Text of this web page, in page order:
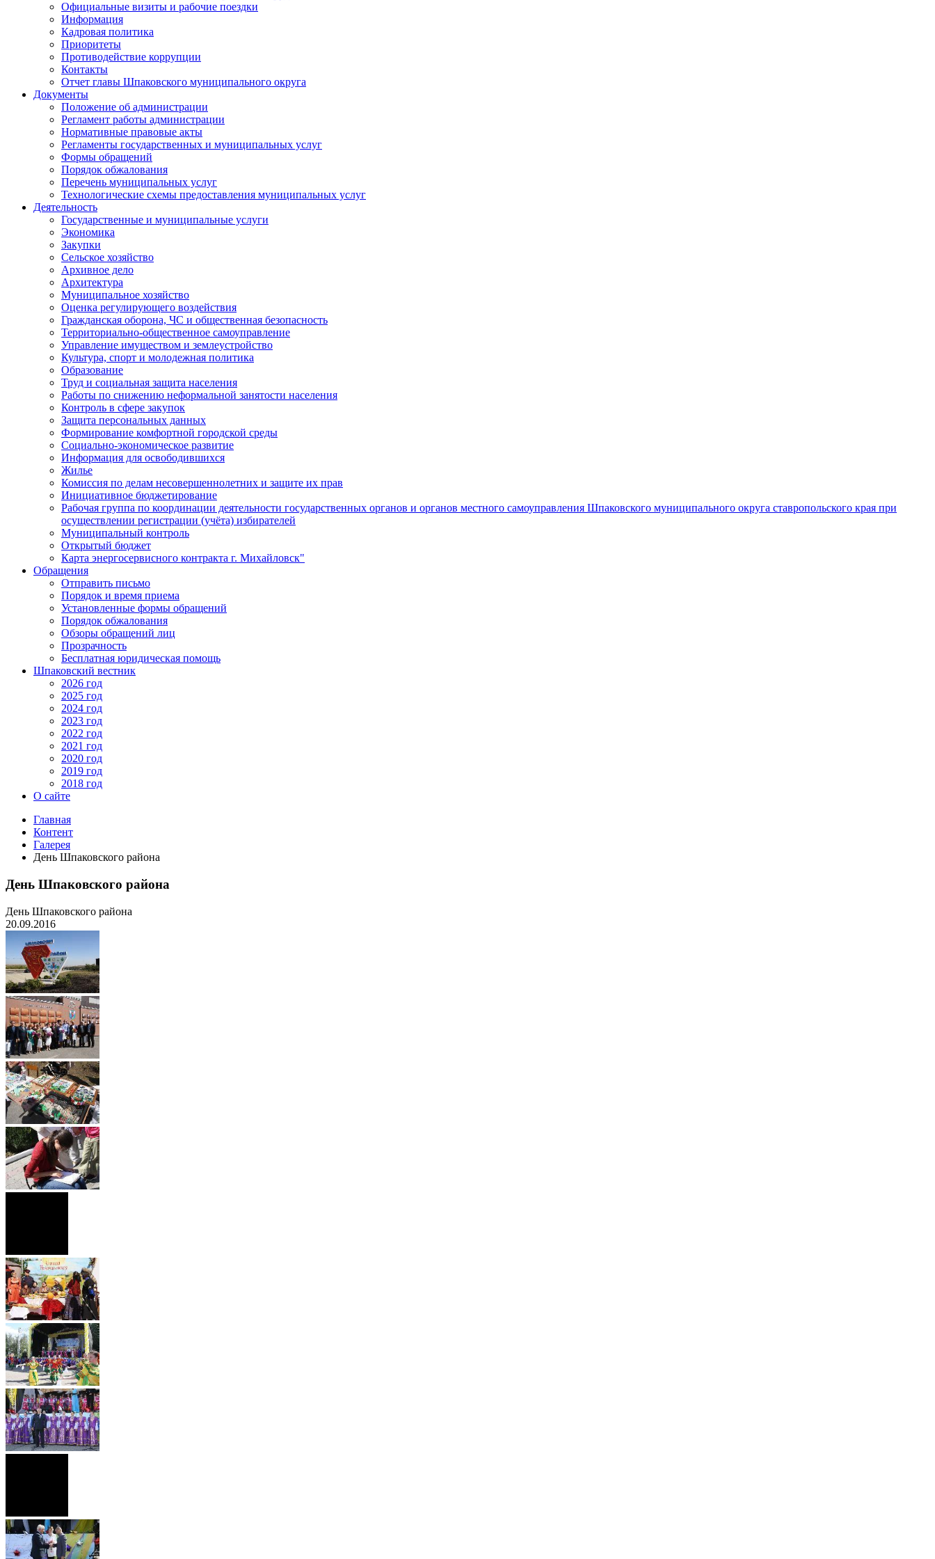
Официальные визиты и рабочие поездки
Информация
Кадровая политика
Приоритеты
Противодействие коррупции
Контакты
Отчет главы Шпаковского муниципального округа
Документы
Положение об администрации
Регламент работы администрации
Нормативные правовые акты
Регламенты государственных и муниципальных услуг
Формы обращений
Порядок обжалования
Перечень муниципальных услуг
Технологические схемы предоставления муниципальных услуг
Деятельность
Государственные и муниципальные услуги
Экономика
Закупки
Сельское хозяйство
Архивное дело
Архитектура
Муниципальное хозяйство
Оценка регулирующего воздействия
Гражданская оборона, ЧС и общественная безопасность
Территориально-общественное самоуправление
Управление имуществом и землеустройство
Культура, спорт и молодежная политика
Образование
Труд и социальная защита населения
Работы по снижению неформальной занятости населения
Контроль в сфере закупок
Защита персональных данных
Формирование комфортной городской среды
Социально-экономическое развитие
Информация для освободившихся
Жилье
Комиссия по делам несовершеннолетних и защите их прав
Инициативное бюджетирование
Рабочая группа по координации деятельности государственных органов и органов местного самоуправления Шпаковского муниципального округа ставропольского края при
осуществлении регистрации (учёта) избирателей
Муниципальный контроль
Открытый бюджет
Карта энергосервисного контракта г. Михайловск"
Обращения
Отправить письмо
Порядок и время приема
Установленные формы обращений
Порядок обжалования
Обзоры обращений лиц
Прозрачность
Бесплатная юридическая помощь
Шпаковский вестник
2026 год
2025 год
2024 год
2023 год
2022 год
2021 год
2020 год
2019 год
2018 год
О сайте
Главная
Контент
Галерея
День Шпаковского района
День Шпаковского района
День Шпаковского района
20.09.2016